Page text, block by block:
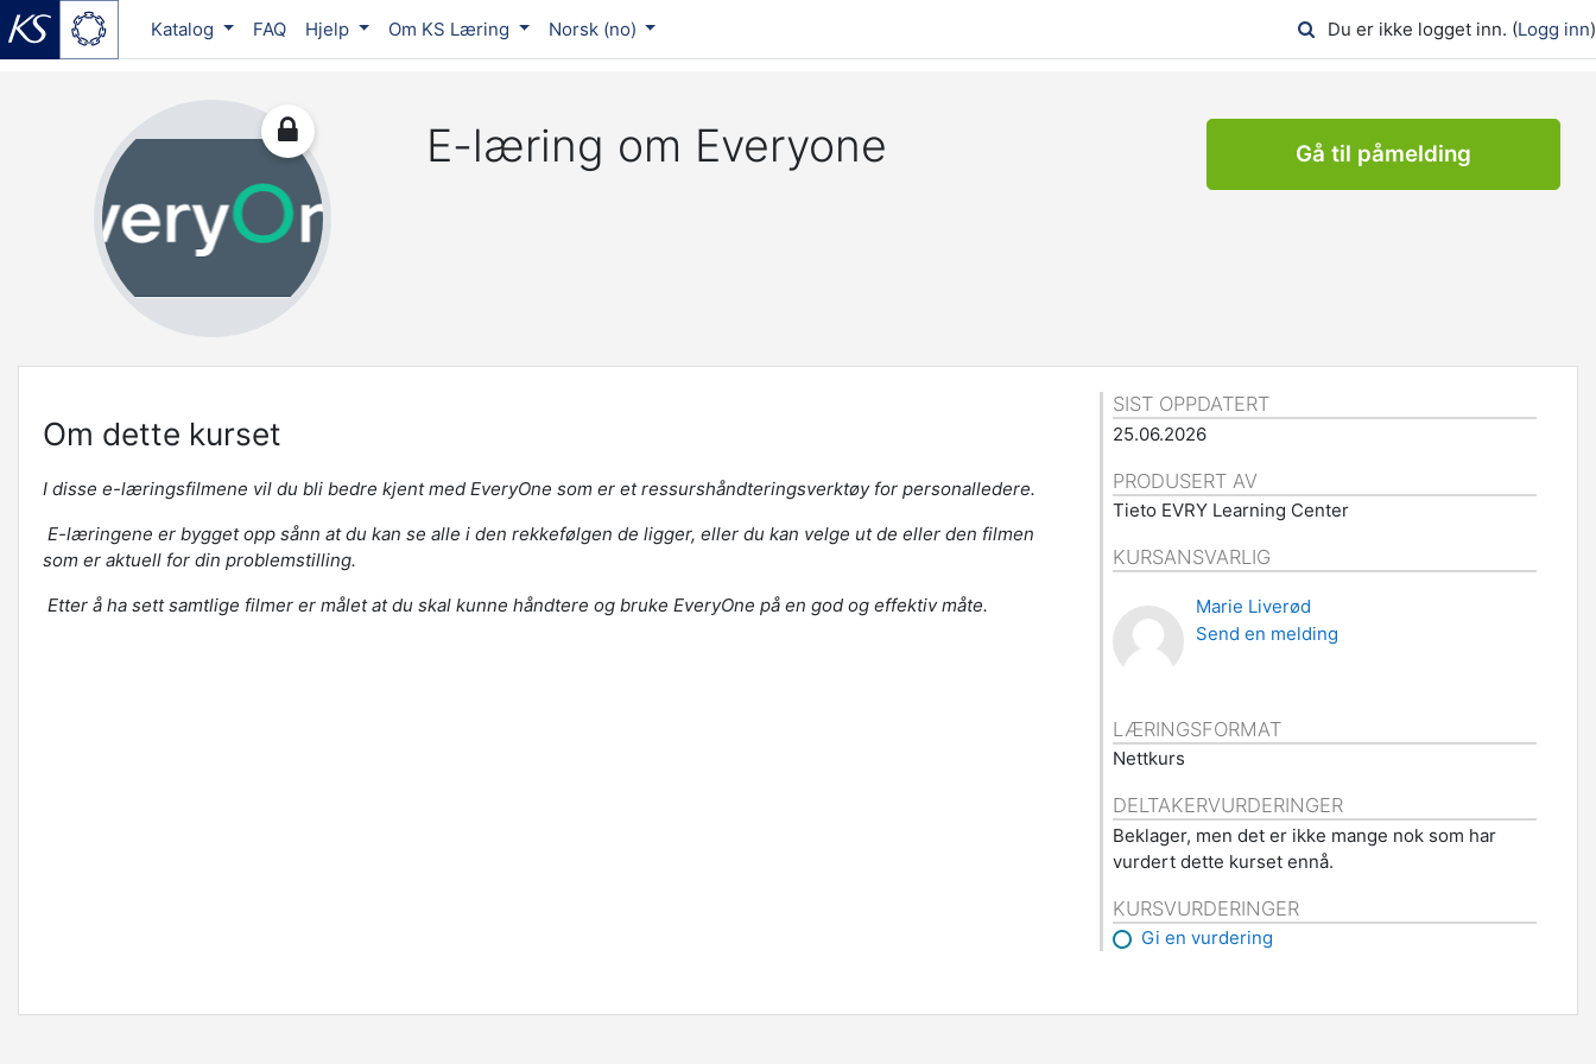
Katalog FAQ Hjelp Om KS Læring Norsk ‎(no)‎ Du er ikke logget inn. (Logg inn)
E-læring om Everyone Gå til påmelding
Om dette kurset
I disse e-læringsfilmene vil du bli bedre kjent med EveryOne som er et ressurshåndteringsverktøy for personalledere.
E-læringene er bygget opp sånn at du kan se alle i den rekkefølgen de ligger, eller du kan velge ut de eller den filmen
som er aktuell for din problemstilling.
Etter å ha sett samtlige filmer er målet at du skal kunne håndtere og bruke EveryOne på en god og effektiv måte.
SIST OPPDATERT
25.06.2026
PRODUSERT AV
Tieto EVRY Learning Center
KURSANSVARLIG
Marie Liverød
Send en melding
LÆRINGSFORMAT
Nettkurs
DELTAKERVURDERINGER
Beklager, men det er ikke mange nok som har
vurdert dette kurset ennå.
KURSVURDERINGER
Gi en vurdering